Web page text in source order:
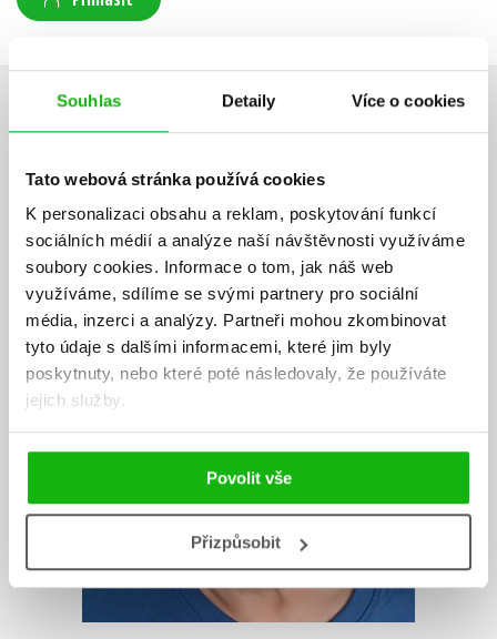
Souhlas Detaily Více o cookies
Tato webová stránka používá cookies
K personalizaci obsahu a reklam, poskytování funkcí
sociálních médií a analýze naší návštěvnosti využíváme
soubory cookies. Informace o tom, jak náš web
využíváme, sdílíme se svými partnery pro sociální
média, inzerci a analýzy. Partneři mohou zkombinovat
tyto údaje s dalšími informacemi, které jim byly
poskytnuty, nebo které poté následovaly, že používáte
jejich služby.
Povolit vše
Přizpůsobit
AUTOR KNIHY